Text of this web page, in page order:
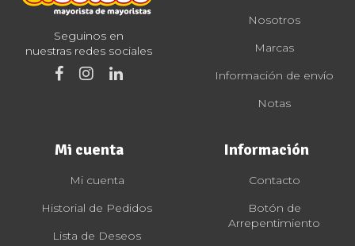
Seguinos en
nuestras redes sociales
Nosotros
Marcas
Información de envío
Notas
Mi cuenta
Mi cuenta
Historial de Pedidos
Lista de Deseos
Información
Contacto
Botón de
Arrepentimiento